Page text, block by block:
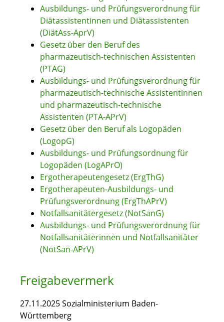
Ausbildungs- und Prüfungsverordnung für
Diätassistentinnen und Diätassistenten
(DiätAss-AprV)
Gesetz über den Beruf des
pharmazeutisch-technischen Assistenten
(PTAG)
Ausbildungs- und Prüfungsverordnung für
pharmazeutisch-technische Assistentinnen
und pharmazeutisch-technische
Assistenten (PTA-APrV)
Gesetz über den Beruf als Logopäden
(LogopG)
Ausbildungs- und Prüfungsordnung für
Logopäden (LogAPrO)
Ergotherapeutengesetz(ErgThG)
Ergotherapeuten-Ausbildungs- und
Prüfungsverordnung(ErgThAPrV)
Notfallsanitätergesetz(NotSanG)
Ausbildungs- und Prüfungsverordnung für
Notfallsanitäterinnen und Notfallsanitäter
(NotSan-APrV)
Freigabevermerk
27.11.2025 Sozialministerium Baden-
Württemberg